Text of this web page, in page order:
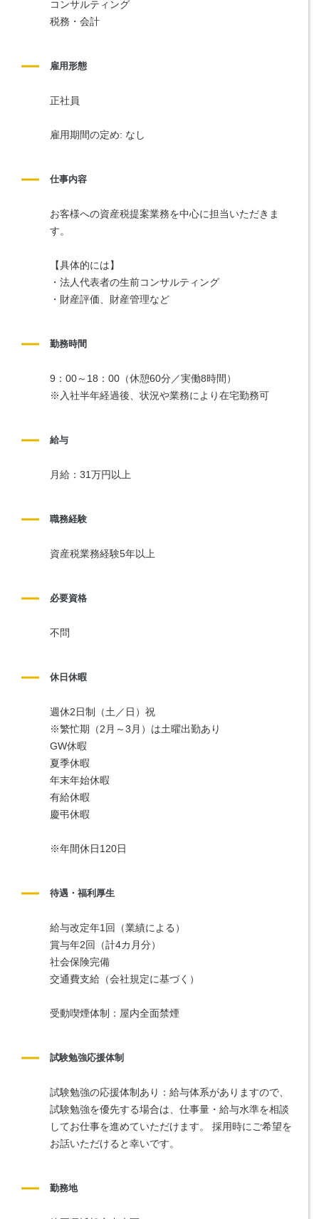
コンサルティング
税務・会計
雇用形態
正社員
雇用期間の定め: なし
仕事内容
お客様への資産税提案業務を中心に担当いただきま
す。
【具体的には】
・法人代表者の生前コンサルティング
・財産評価、財産管理など
勤務時間
9：00～18：00（休憩60分／実働8時間）
※入社半年経過後、状況や業務により在宅勤務可
給与
月給：31万円以上
職務経験
資産税業務経験5年以上
必要資格
不問
休日休暇
週休2日制（土／日）祝
※繁忙期（2月～3月）は土曜出勤あり
GW休暇
夏季休暇
年末年始休暇
有給休暇
慶弔休暇
※年間休日120日
待遇・福利厚生
給与改定年1回（業績による）
賞与年2回（計4カ月分）
社会保険完備
交通費支給（会社規定に基づく）
受動喫煙体制：屋内全面禁煙
試験勉強応援体制
試験勉強の応援体制あり：給与体系がありますので、
試験勉強を優先する場合は、仕事量・給与水準を相談
してお仕事を進めていただけます。 採用時にご希望を
お話いただけると幸いです。
勤務地